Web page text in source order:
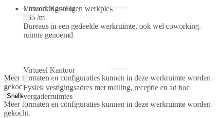
Coworking - Eigen werkplek
Bureaus in een gedeelde werkruimte, ook wel coworking-
ruimte genoemd
Virtueel Kantoor
€65 /m
Virtueel Kantoor
Fysiek vestigingsadres met mailing, receptie en ad hoc
vergaderruimtes
Meer formaten en configuraties kunnen in deze werkruimte worden
gekocht.
Snelle offerte
Meer formaten en configuraties kunnen in deze werkruimte worden
gekocht.